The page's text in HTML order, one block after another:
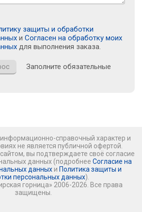
защиты и обработки
и Согласен на обработку моих
для выполнения заказа.
Заполните обязательные
справочный характер и
не является публичной офертой.
вы подтверждаете своё согласие
данных (подробнее Согласие на
данных и Политика защиты и
персональных данных).
горница» 2006-2026. Все права
защищены.